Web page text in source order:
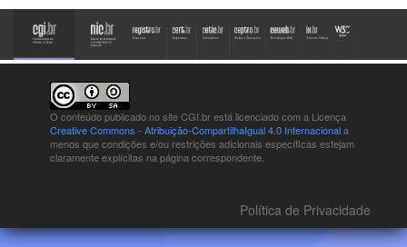
O conteúdo publicado no site CGI.br está licenciado com a Licença
Creative Commons - Atribuição-CompartilhaIgual 4.0 Internacionala
menos que condições e/ou restrições adicionais específicas estejam
claramente explícitas na página correspondente.
Política de Privacidade